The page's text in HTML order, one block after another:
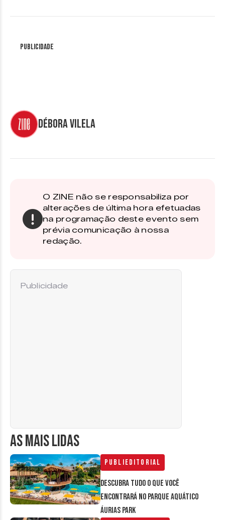
Publicidade
Débora Vilela
O ZINE não se responsabiliza por
alterações de última hora efetuadas
na programação deste evento sem
prévia comunicação à nossa
redação.
AS MAIS LIDAS
Publieditorial
Descubra tudo o que você
encontrará no parque aquático
Áurias Park
Publicidade